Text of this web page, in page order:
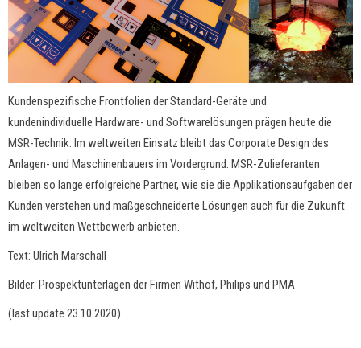
Kundenspezifische Frontfolien der Standard-Geräte und
kundenindividuelle Hardware- und Softwarelösungen prägen heute die
MSR-Technik. Im weltweiten Einsatz bleibt das Corporate Design des
Anlagen- und Maschinenbauers im Vordergrund. MSR-Zulieferanten
bleiben so lange erfolgreiche Partner, wie sie die Applikationsaufgaben der
Kunden verstehen und maßgeschneiderte Lösungen auch für die Zukunft
im weltweiten Wettbewerb anbieten.
Text: Ulrich Marschall
Bilder: Prospektunterlagen der Firmen Withof, Philips und PMA
(last update 23.10.2020)